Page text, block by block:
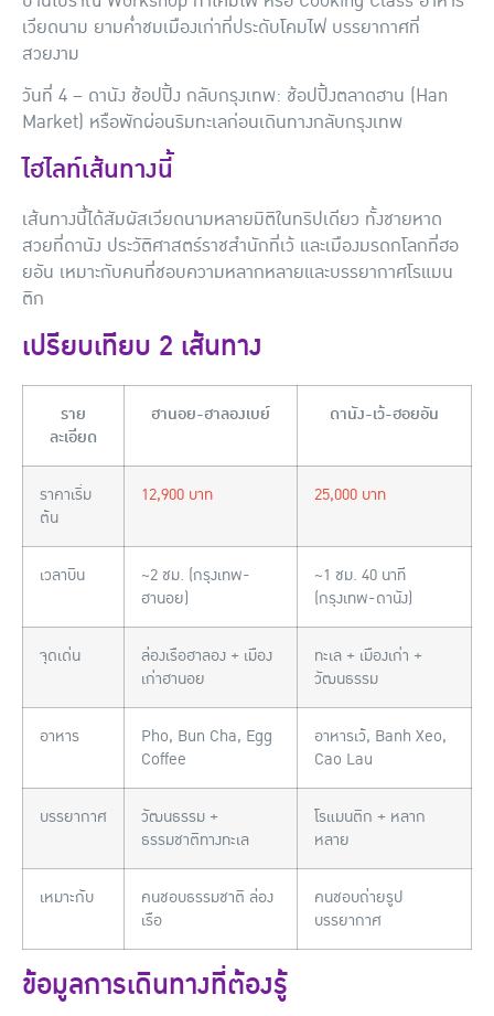
เวียดนาม ยามค่ำชมเมืองเก่าที่ประดับโคมไฟ บรรยากาศที่
สวยงาม
วันที่ 4 – ดานัง ช้อปปิ้ง กลับกรุงเทพ: ช้อปปิ้งตลาดฮาน (Han
Market) หรือพักผ่อนริมทะเลก่อนเดินทางกลับกรุงเทพ
ไฮไลท์เส้นทางนี้
เส้นทางนี้ได้สัมผัสเวียดนามหลายมิติในทริปเดียว ทั้งชายหาด
สวยที่ดานัง ประวัติศาสตร์ราชสำนักที่เว้ และเมืองมรดกโลกที่ฮอ
ยอัน เหมาะกับคนที่ชอบความหลากหลายและบรรยากาศโรแมน
ติก
เปรียบเทียบ 2 เส้นทาง
ราย
ละเอียด
ฮานอย-ฮาลองเบย์ ดานัง-เว้-ฮอยอัน
ราคาเริ่ม
ต้น
12,900 บาท 25,000 บาท
เวลาบิน
~2 ชม. (กรุงเทพ-
ฮานอย)
~1 ชม. 40 นาที
(กรุงเทพ-ดานัง)
จุดเด่น
ล่องเรือฮาลอง + เมือง
เก่าฮานอย
ทะเล + เมืองเก่า +
วัฒนธรรม
อาหาร
Pho, Bun Cha, Egg
Coffee
อาหารเว้, Banh Xeo,
Cao Lau
บรรยากาศ
วัฒนธรรม +
ธรรมชาติทางทะเล
โรแมนติก + หลาก
หลาย
เหมาะกับ
คนชอบธรรมชาติ ล่อง
เรือ
คนชอบถ่ายรูป
บรรยากาศ
ข้อมูลการเดินทางที่ต้องรู้